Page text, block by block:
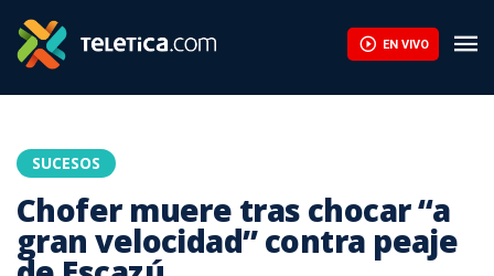
EN VIVO
SUCESOS
Chofer muere tras chocar “a
gran velocidad” contra peaje